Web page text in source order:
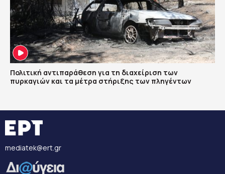
Πολιτική αντιπαράθεση για τη διαχείριση των
πυρκαγιών και τα μέτρα στήριξης των πληγέντων
mediatek@ert.gr